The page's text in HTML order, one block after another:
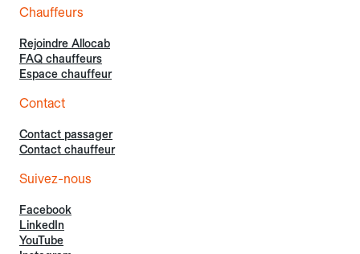
Chauffeurs
Rejoindre Allocab
FAQ chauffeurs
Espace chauffeur
Contact
Contact passager
Contact chauffeur
Suivez-nous
Facebook
LinkedIn
YouTube